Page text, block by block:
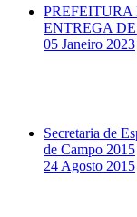
ENTREGA
05 Janeiro 2023
Secretaria de
de Campo 2015
24 Agosto 2015